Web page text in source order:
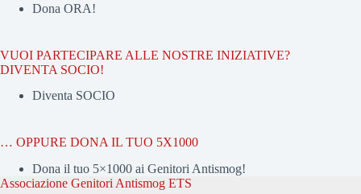
Dona ORA!
VUOI PARTECIPARE ALLE NOSTRE INIZIATIVE?
DIVENTA SOCIO!
Diventa SOCIO
… OPPURE DONA IL TUO 5X1000
Dona il tuo 5×1000 ai Genitori Antismog!
Associazione Genitori Antismog ETS